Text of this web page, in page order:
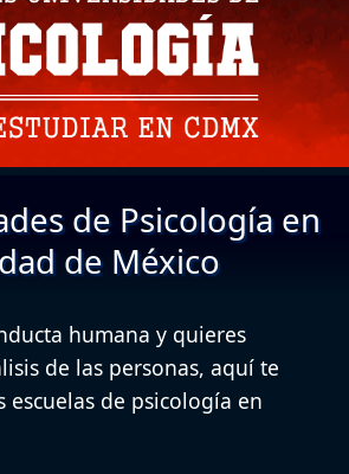
de Psicología en
de México
humana y quieres
de las personas, aquí te
escuelas de psicología en